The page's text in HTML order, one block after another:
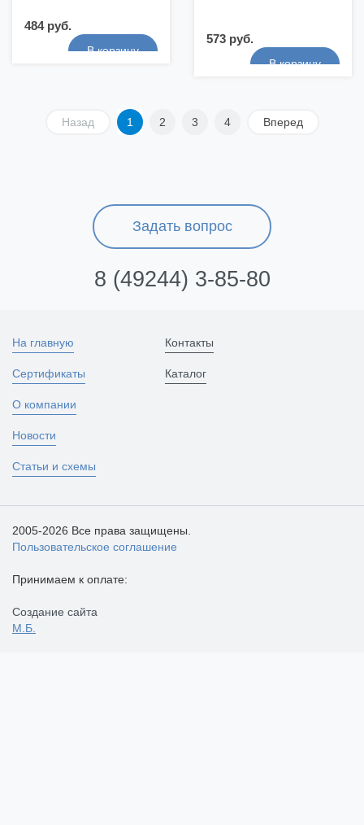
484 руб.
573 руб.
Назад 1 2 3 4 Вперед
Задать вопрос
8 (49244) 3-85-80
На главную
Сертификаты
О компании
Новости
Статьи и схемы
Контакты
Каталог
2005-2026 Все права защищены.
Пользовательское соглашение
Принимаем к оплате:
Создание сайта
М.Б.